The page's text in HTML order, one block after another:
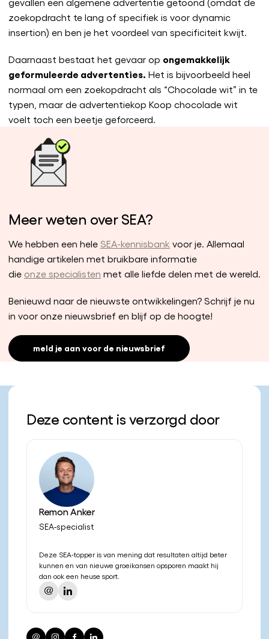
zoekopdracht te lang of specifiek is voor dynamic
insertion) en ben je het voordeel van specificiteit kwijt.
Daarnaast bestaat het gevaar op ongemakkelijk
geformuleerde advertenties. Het is bijvoorbeeld heel
normaal om een zoekopdracht als “Chocolade wit” in te
typen, maar de advertentiekop Koop chocolade wit
voelt toch een beetje geforceerd.
Meer weten over SEA?
We hebben een hele SEA-kennisbank voor je. Allemaal
handige artikelen met bruikbare informatie
die onze specialisten met alle liefde delen met de wereld.
Benieuwd naar de nieuwste ontwikkelingen? Schrijf je nu
in voor onze nieuwsbrief en blijf op de hoogte!
meld je aan voor de nieuwsbrief
Deze content is verzorgd door
Remon Anker
SEA-specialist
Deze SEA-topper is van mening dat resultaten altijd beter
kunnen en van nieuwe groeikansen opsporen maakt hij
dan ook een heuse sport.